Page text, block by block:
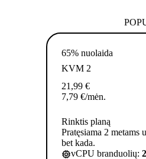
65% nuolaida
KVM 2
21,99 €
7,79 €/mėn.
Rinktis planą
Pratęsiama 2 metams
bet kada.
vCPU branduolių: 2